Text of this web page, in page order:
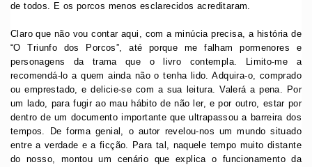
de todos. E os porcos menos esclarecidos acreditaram.
Claro que não vou contar aqui, com a minúcia precisa, a história de
“O Triunfo dos Porcos”, até porque me falham pormenores e
personagens da trama que o livro contempla. Limito-me a
recomendá-lo a quem ainda não o tenha lido. Adquira-o, comprado
ou emprestado, e delicie-se com a sua leitura. Valerá a pena. Por
um lado, para fugir ao mau hábito de não ler, e por outro, estar por
dentro de um documento importante que ultrapassou a barreira dos
tempos. De forma genial, o autor revelou-nos um mundo situado
entre a verdade e a ficção. Para tal, naquele tempo muito distante
do nosso, montou um cenário que explica o funcionamento da